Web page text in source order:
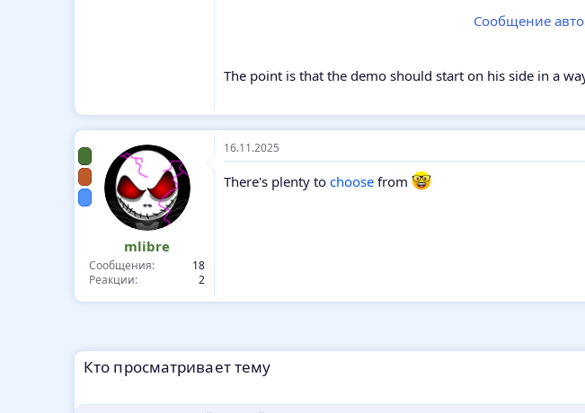
Сообщение
The point is that the demo should start on his side in a
mlibre
Сообщения
18
Реакции
2
16.11.2025
There's plenty to choose from
Кто просматривает тему